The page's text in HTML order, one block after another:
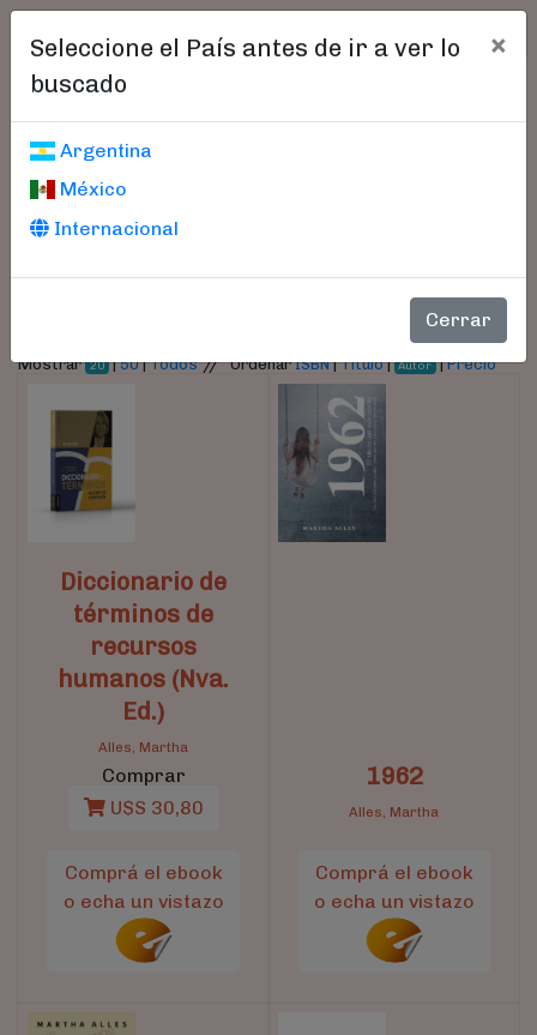
Seleccione el País antes de ir a ver lo
buscado
×
Argentina
México
Internacional
Cerrar
Libros encontrados
Parámetros
Mostrar 20 |50|Todos//OrdenarISBN|Título| Autor |Precio
Diccionario de
términos de
recursos
humanos (Nva.
Ed.)
Alles, Martha
Comprar
U$S 30,80
Comprá el ebook
o echa un vistazo
1962
Alles, Martha
Comprá el ebook
o echa un vistazo